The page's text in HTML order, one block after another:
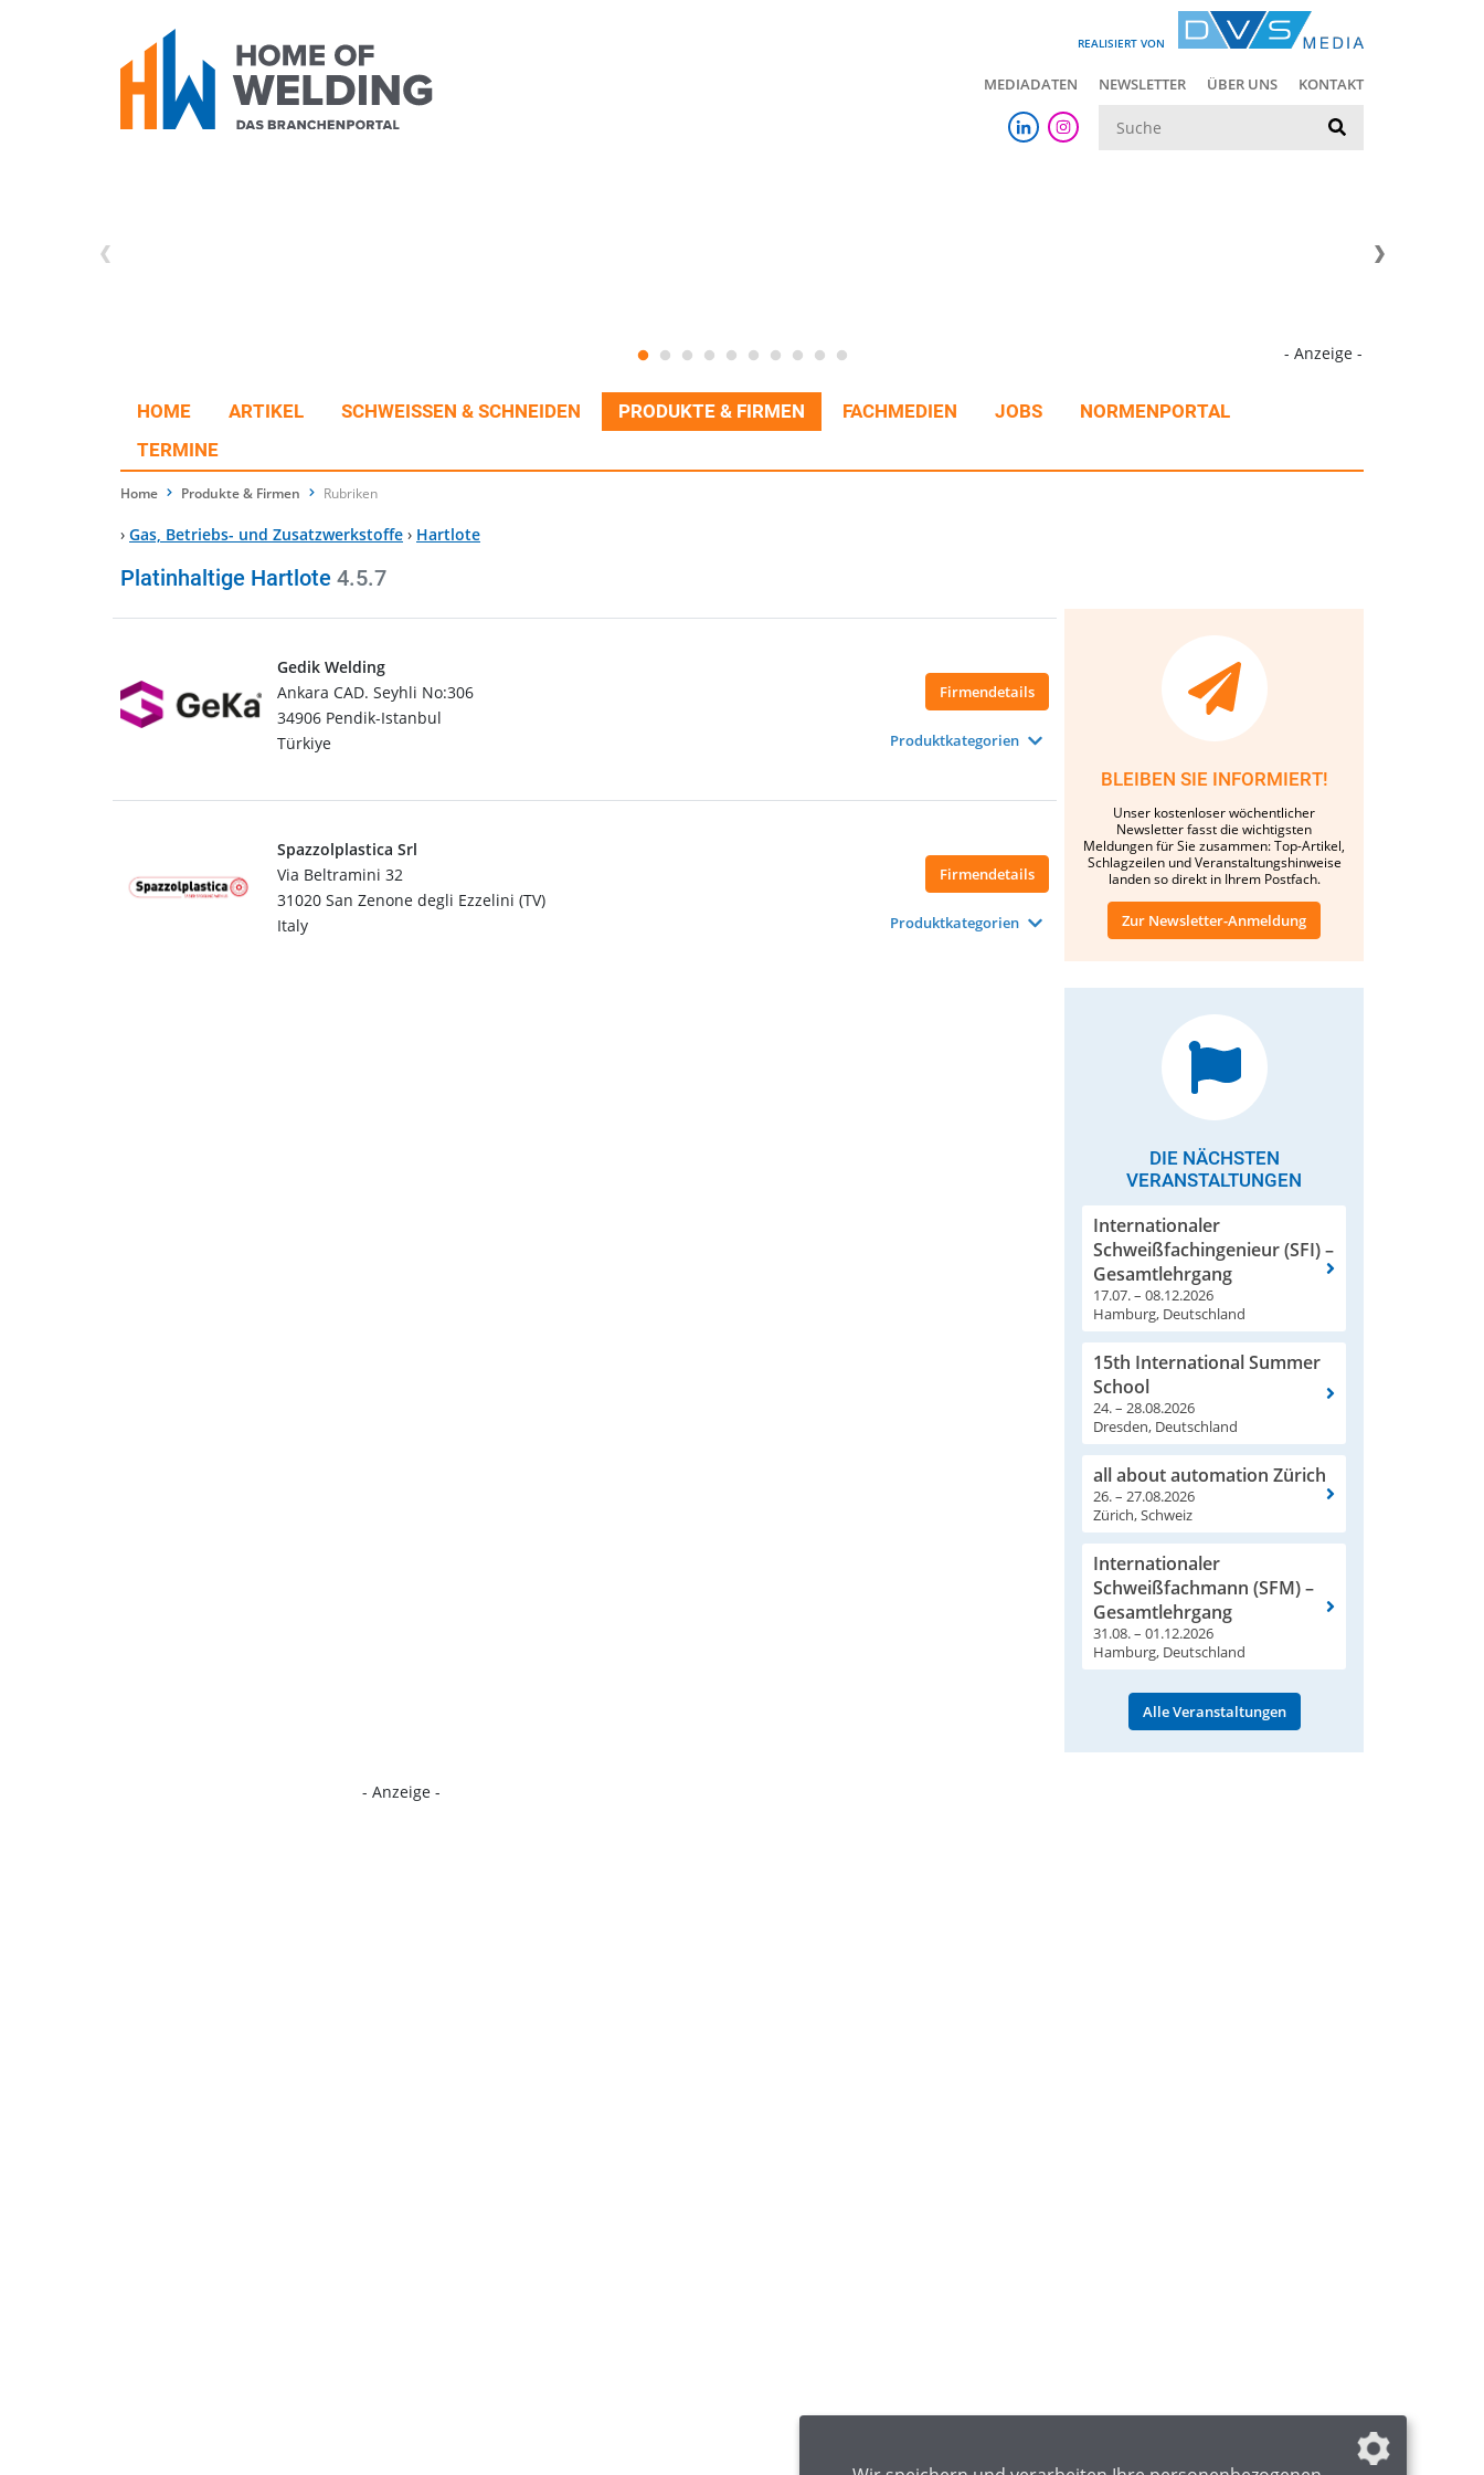
REALISIERT VON
MEDIADATEN NEWSLETTER ÜBER UNS KONTAKT
- Anzeige -
HOME ARTIKEL SCHWEISSEN & SCHNEIDEN PRODUKTE & FIRMEN FACHMEDIEN JOBS
NORMENPORTAL
TERMINE
Home Produkte & Firmen Rubriken
› Gas, Betriebs- und Zusatzwerkstoffe › Hartlote
Platinhaltige Hartlote 4.5.7
Gedik Welding
Ankara CAD. Seyhli No:306
34906 Pendik-Istanbul
Türkiye
Firmendetails
Produktkategorien
Spazzolplastica Srl
Via Beltramini 32
31020 San Zenone degli Ezzelini (TV)
Italy
Firmendetails
Produktkategorien
BLEIBEN SIE INFORMIERT!
Unser kostenloser wöchentlicher
Newsletter fasst die wichtigsten
Meldungen für Sie zusammen: Top-Artikel,
Schlagzeilen und Veranstaltungshinweise
landen so direkt in Ihrem Postfach.
Zur Newsletter-Anmeldung
DIE NÄCHSTEN
VERANSTALTUNGEN
Internationaler
Schweißfachingenieur (SFI) –
Gesamtlehrgang
17.07. – 08.12.2026
Hamburg, Deutschland
15th International Summer
School
24. – 28.08.2026
Dresden, Deutschland
all about automation Zürich
26. – 27.08.2026
Zürich, Schweiz
Internationaler
Schweißfachmann (SFM) –
Gesamtlehrgang
31.08. – 01.12.2026
Hamburg, Deutschland
Alle Veranstaltungen
- Anzeige -